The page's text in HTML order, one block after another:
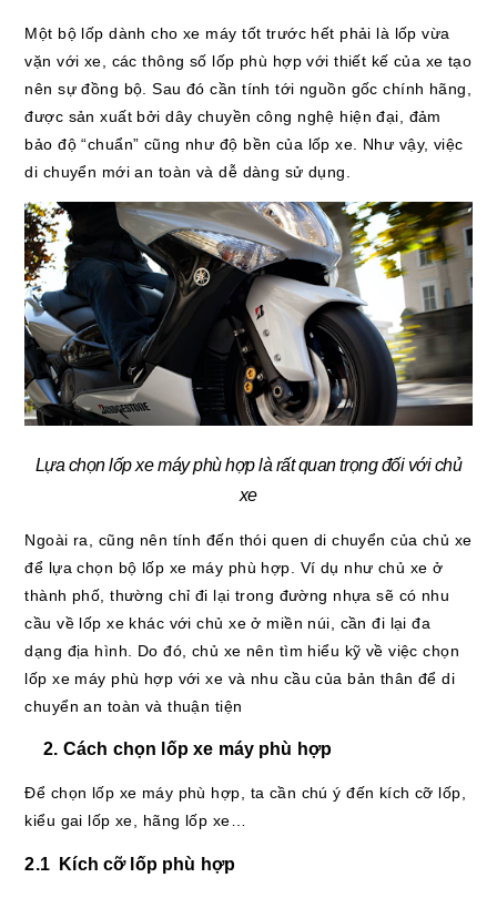
Một bộ lốp dành cho xe máy tốt trước hết phải là lốp vừa
vặn với xe, các thông số lốp phù hợp với thiết kế của xe tạo
nên sự đồng bộ. Sau đó cần tính tới nguồn gốc chính hãng,
được sản xuất bởi dây chuyền công nghệ hiện đại, đảm
bảo độ “chuẩn” cũng như độ bền của lốp xe. Như vậy, việc
di chuyển mới an toàn và dễ dàng sử dụng.
Lựa chọn lốp xe máy phù hợp là rất quan trọng đối với chủ
xe
Ngoài ra, cũng nên tính đến thói quen di chuyển của chủ xe
để lựa chọn bộ lốp xe máy phù hợp. Ví dụ như chủ xe ở
thành phố, thường chỉ đi lại trong đường nhựa sẽ có nhu
cầu về lốp xe khác với chủ xe ở miền núi, cần đi lại đa
dạng địa hình. Do đó, chủ xe nên tìm hiểu kỹ về việc chọn
lốp xe máy phù hợp với xe và nhu cầu của bản thân để di
chuyển an toàn và thuận tiện
2. Cách chọn lốp xe máy phù hợp
Để chọn lốp xe máy phù hợp, ta cần chú ý đến kích cỡ lốp,
kiểu gai lốp xe, hãng lốp xe…
2.1 Kích cỡ lốp phù hợp